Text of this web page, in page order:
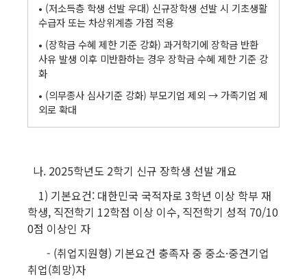
• (저소득층 학생 선발 우대) 신규장학생 선발 시 기초생활
수급자 또는 차상위계층 가점 적용
• (장학금 수혜 제한 기준 강화) 과거학기에 장학금 반환
사유 발생 이후 미반환하는 경우 장학금 수혜 제한 기준 강
화
• (의무종사 심사기준 강화) 부모기업 제외 → 가족기업 제
외로 확대
나. 2025학년도 2학기 신규 장학생 선발 개요
1) 기본요건: 대한민국 국적자로 3학년 이상 학부 재
학생, 직전학기 12학점 이상 이수, 직전학기 성적 70/10
0점 이상인 자
- (취업지원형) 기본요건 충족자 중 중소·중견기업
취업(희망)자